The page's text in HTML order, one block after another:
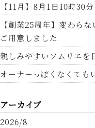
【11月】8月1日10時30
【創業25周年】変わら
ご用意しました
親しみやすいソムリエを
オーナーっぽくなくても
アーカイブ
2026/8